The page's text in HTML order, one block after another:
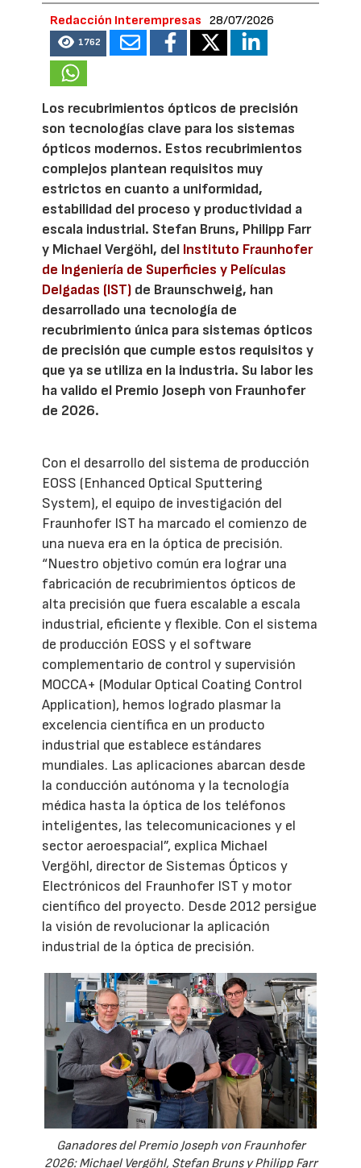
Redacción Interempresas 28/07/2026
1762
Los recubrimientos ópticos de precisión
son tecnologías clave para los sistemas
ópticos modernos. Estos recubrimientos
complejos plantean requisitos muy
estrictos en cuanto a uniformidad,
estabilidad del proceso y productividad a
escala industrial. Stefan Bruns, Philipp Farr
y Michael Vergöhl, del Instituto Fraunhofer
de Ingeniería de Superficies y Películas
Delgadas (IST) de Braunschweig, han
desarrollado una tecnología de
recubrimiento única para sistemas ópticos
de precisión que cumple estos requisitos y
que ya se utiliza en la industria. Su labor les
ha valido el Premio Joseph von Fraunhofer
de 2026.
Con el desarrollo del sistema de producción
EOSS (Enhanced Optical Sputtering
System), el equipo de investigación del
Fraunhofer IST ha marcado el comienzo de
una nueva era en la óptica de precisión.
“Nuestro objetivo común era lograr una
fabricación de recubrimientos ópticos de
alta precisión que fuera escalable a escala
industrial, eficiente y flexible. Con el sistema
de producción EOSS y el software
complementario de control y supervisión
MOCCA+ (Modular Optical Coating Control
Application), hemos logrado plasmar la
excelencia científica en un producto
industrial que establece estándares
mundiales. Las aplicaciones abarcan desde
la conducción autónoma y la tecnología
médica hasta la óptica de los teléfonos
inteligentes, las telecomunicaciones y el
sector aeroespacial”, explica Michael
Vergöhl, director de Sistemas Ópticos y
Electrónicos del Fraunhofer IST y motor
científico del proyecto. Desde 2012 persigue
la visión de revolucionar la aplicación
industrial de la óptica de precisión.
Ganadores del Premio Joseph von Fraunhofer
2026: Michael Vergöhl, Stefan Bruns y Philipp Farr